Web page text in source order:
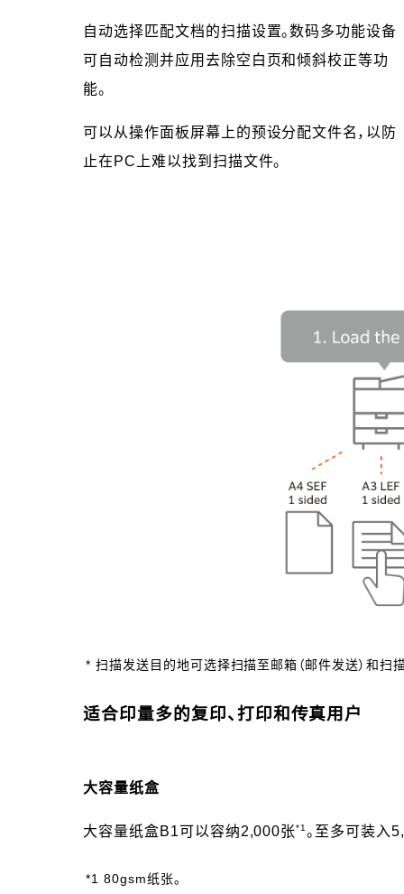
自动选择匹配文档的扫描设置。数码多功能设备
可自动检测并应用去除空白页和倾斜校正等功
能。
可以从操作面板屏幕上的预设分配文件名，以防
止在PC上难以找到扫描文件。
* 扫描发送目的地可选择扫描至邮箱（邮件发送）和扫
适合印量多的复印、打印和传真用户
大容量纸盒
大容量纸盒B1可以容纳2,000张*1 。至多可装入
*1 80gsm纸张。